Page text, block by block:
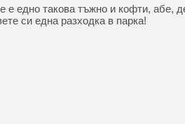
е едно такова тъжно и кофти, абе,
си една разходка в парка!